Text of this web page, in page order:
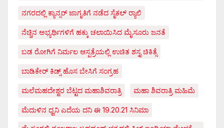
ನಗರದಲ್ಲಿ ಕ್ಯಾನ್ಸರ್ ಜಾಗೃತಿಗೆ ನಡೆದ ಸೈಕಲ್ ರ್‍ಯಾಲಿ
ನೆಚ್ಚಿನ ಅಭ್ಯರ್ಥಿಗಳಿಗೆ ಹಕ್ಕು ಚಲಾಯಿಸಿದ ಮೈಸೂರು ಜನತೆ
ಬಡ ರೋಗಿಗೆ ನಿರ್ಮಲ ಆಸ್ಪತ್ರೆಯಲ್ಲಿ ಉಚಿತ ಶಸ್ತೃ ಚಿಕಿತ್ಸೆ
ಬಾಡಿಕೇರ್ ಕಿಡ್ಸ್ ಹೊಸ ಬೇಸಿಗೆ ಸಂಗ್ರಹ
ಮಲೆಮಹದೇಶ್ವರ ಬೆಟ್ಟದ ಮಹಾಶಿವರಾತ್ರಿ ಮಹಾ ಶಿವರಾತ್ರಿ ಮಹಿಮೆ
ಮೆದುಳಿನ ಧ್ವನಿ ಎದೆಯ ದನಿ ಈ 19.20.21 ಸಿನಿಮಾ